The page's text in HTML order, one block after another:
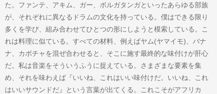
た。ファンテ、アキム、ガー、ボルガタンガといったあらゆる部族
が、それぞれに異なるドラムの文化を持っている。僕はできる限り
多くを学び、組み合わせてひとつの形にしようと模索している。こ
れは料理に似ている。すべての材料、例えばヤム(ヤマイモ)、バナ
ナ、カボチャを混ぜ合わせると、そこに施す最終的な味付けが肝心
だ。私は音楽をそういうふうに捉えている。さまざまな要素を集
め、それを味わえば『いいね、これはいい味付けだ。いいね、これ
はいいサウンドだ』という言葉が出てくる。これこそがアフリカ